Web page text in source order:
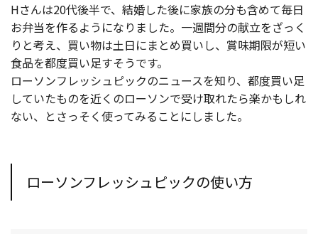
Hさんは20代後半で、結婚した後に家族の分も含めて毎日
お弁当を作るようになりました。一週間分の献立をざっく
りと考え、買い物は土日にまとめ買いし、賞味期限が短い
食品を都度買い足すそうです。
ローソンフレッシュピックのニュースを知り、都度買い足
していたものを近くのローソンで受け取れたら楽かもしれ
ない、とさっそく使ってみることにしました。
ローソンフレッシュピックの使い方